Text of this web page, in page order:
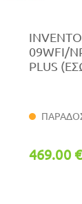
09WFI/
PLUS
469.00 €